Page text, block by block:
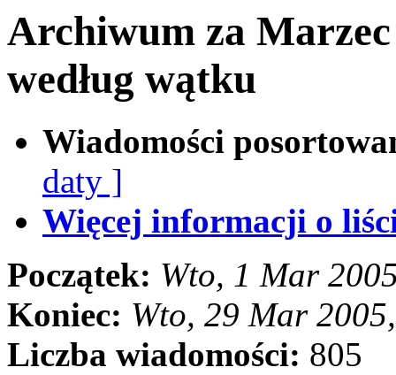
Archiwum za
według wątku
Wiadomości
daty ]
Więcej informacji o
Początek: Wto, 1 Mar
Koniec: Wto, 29 Mar
Liczba wiadomości: 805